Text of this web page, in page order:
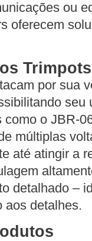
ou
oferecem
por sua
seu
o JBR-
múltiplas
até atingir a
detalhado –
aos detalhes.